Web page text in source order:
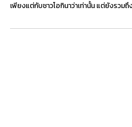
เพียงแต่กับชาวโอกินาว่าเท่านั้น แต่ยังรวม